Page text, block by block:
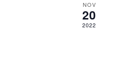
NOV
20
2022